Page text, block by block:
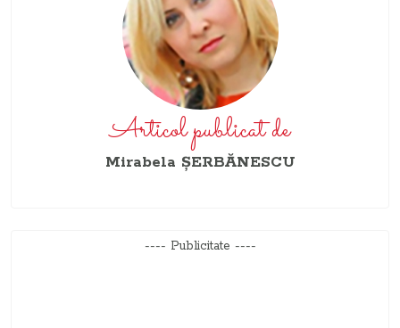
Articol publicat de
Mirabela ŞERBĂNESCU
---- Publicitate ----